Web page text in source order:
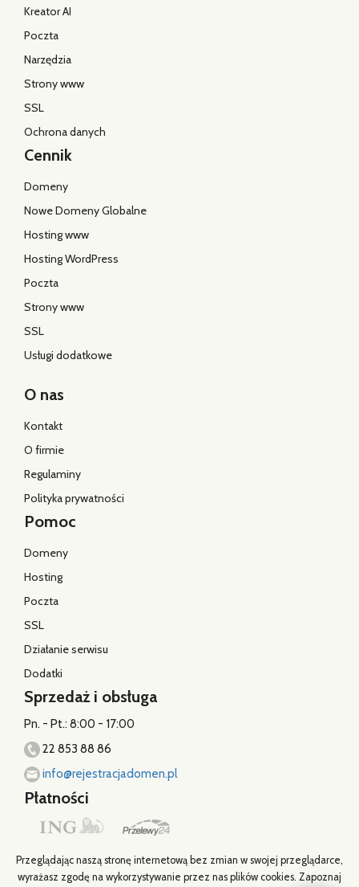
Kreator AI
Poczta
Narzędzia
Strony www
SSL
Ochrona danych
Cennik
Domeny
Nowe Domeny Globalne
Hosting www
Hosting WordPress
Poczta
Strony www
SSL
Usługi dodatkowe
O nas
Kontakt
O firmie
Regulaminy
Polityka prywatności
Pomoc
Domeny
Hosting
Poczta
SSL
Działanie serwisu
Dodatki
Sprzedaż i obsługa
Pn. - Pt.: 8:00 - 17:00
22 853 88 86
info@rejestracjadomen.pl
Płatności
Przeglądając naszą stronę internetową bez zmian w swojej przeglądarce,
wyrażasz zgodę na wykorzystywanie przez nas plików cookies. Zapoznaj